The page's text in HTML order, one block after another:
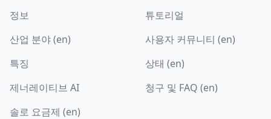
정보
산업 분야 (en)
특징
제너레이티브 AI
솔로 요금제 (en)
튜토리얼
사용자 커뮤니티 (en)
상태 (en)
청구 및 FAQ (en)